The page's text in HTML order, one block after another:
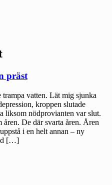
präst
trampa vatten. Lät mig sjunka
kroppen slutade
liksom nödprovianten var slut.
De där svarta åren. Åren
i en helt annan – ny
[…]